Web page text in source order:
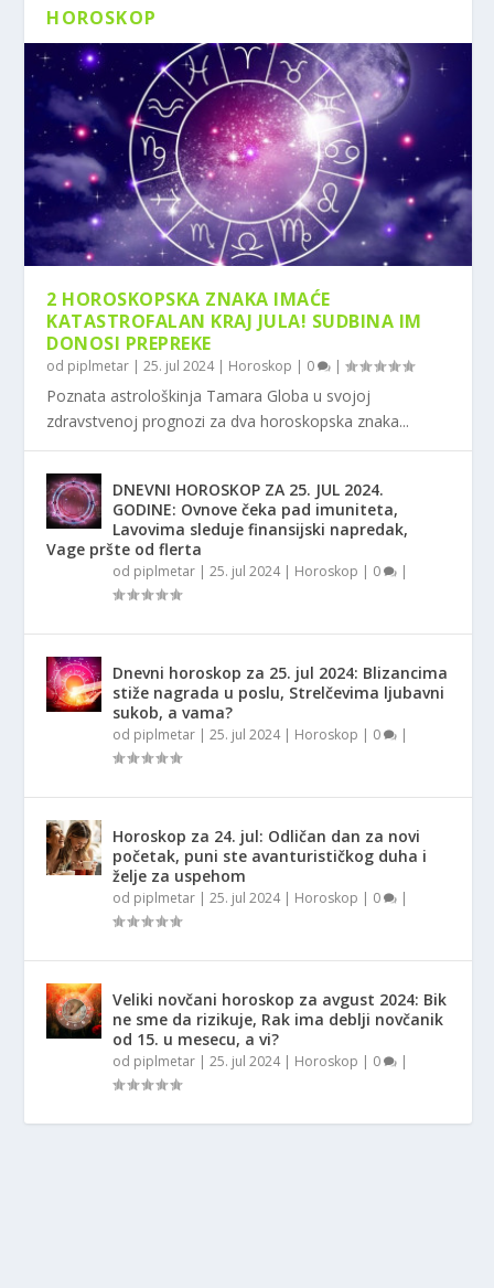
HOROSKOP
2 HOROSKOPSKA ZNAKA IMAĆE
KATASTROFALAN KRAJ JULA! SUDBINA IM
DONOSI PREPREKE
od piplmetar |25. jul 2024| Horoskop | 0 |
Poznata astrološkinja Tamara Globa u svojoj
zdravstvenoj prognozi za dva horoskopska znaka...
DNEVNI HOROSKOP ZA 25. JUL 2024.
GODINE: Ovnove čeka pad imuniteta,
Lavovima sleduje finansijski napredak,
Vage pršte od flerta
od piplmetar |25. jul 2024| Horoskop | 0 |
Dnevni horoskop za 25. jul 2024: Blizancima
stiže nagrada u poslu, Strelčevima ljubavni
sukob, a vama?
od piplmetar |25. jul 2024| Horoskop | 0 |
Horoskop za 24. jul: Odličan dan za novi
početak, puni ste avanturističkog duha i
želje za uspehom
od piplmetar |25. jul 2024| Horoskop | 0 |
Veliki novčani horoskop za avgust 2024: Bik
ne sme da rizikuje, Rak ima deblji novčanik
od 15. u mesecu, a vi?
od piplmetar |25. jul 2024| Horoskop | 0 |